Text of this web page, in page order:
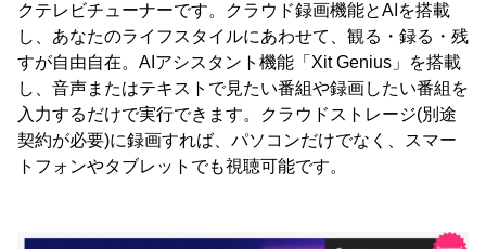
クテレビチューナーです。クラウド録画機能とAIを搭載
し、あなたのライフスタイルにあわせて、観る・録る・残
すが自由自在。AIアシスタント機能「Xit Genius」を搭載
し、音声またはテキストで見たい番組や録画したい番組を
入力するだけで実行できます。クラウドストレージ(別途
契約が必要)に録画すれば、パソコンだけでなく、スマー
トフォンやタブレットでも視聴可能です。